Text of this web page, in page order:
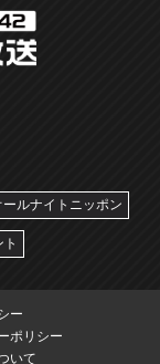
ールナイトニッポン
ー
ポリシー
いて